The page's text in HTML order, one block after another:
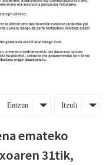
Entzun Itzuli
emateko
31tik,